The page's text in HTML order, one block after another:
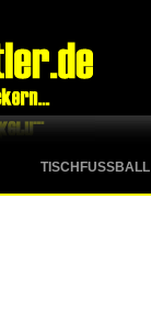
TISCHFUSSBALL